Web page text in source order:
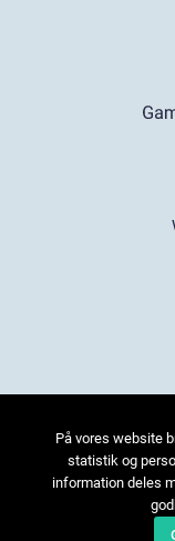
På vores website
statistik og
information deles